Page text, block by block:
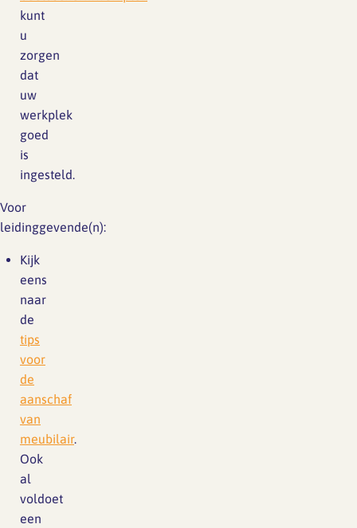
kunt
u
zorgen
dat
uw
werkplek
goed
is
ingesteld.
Voor
leidinggevende(n):
Kijk
eens
naar
de
tips
voor
de
aanschaf
van
meubilair.
Ook
al
voldoet
een